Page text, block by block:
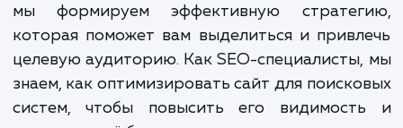
дохода и росту бизнеса.
Мы понимаем, что каждый бизнес
поэтому мы
индивидуализированный подход к